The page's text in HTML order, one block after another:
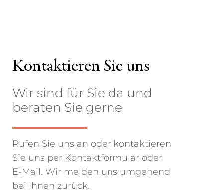
Kontaktieren Sie uns
Wir sind für Sie da und
beraten Sie gerne
Rufen Sie uns an oder kontaktieren
Sie uns per Kontaktformular oder
E-Mail. Wir melden uns umgehend
bei Ihnen zurück.